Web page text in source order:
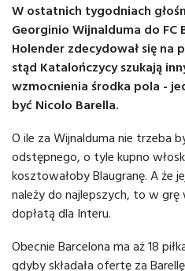
W ostatnich tygodniach
Georginio Wijnalduma do FC
Holender zdecydował się na
stąd Katalończycy szukają
wzmocnienia środka pola -
być Nicolo Barella.
O ile za Wijnalduma nie trzeba
odstępnego, o tyle kupno
kosztowałoby Blaugranę. A że
należy do najlepszych, to w
dopłatą dla Interu.
Obecnie Barcelona ma aż 18
gdyby składała ofertę za